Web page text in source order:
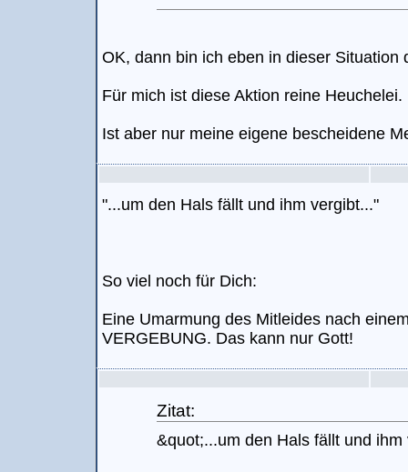
OK, dann bin ich eben in dieser Situation
Für mich ist diese Aktion reine Heuchelei.
Ist aber nur meine eigene bescheidene
"...um den Hals fällt und ihm vergibt..."
So viel noch für Dich:
Eine Umarmung des Mitleides nach
VERGEBUNG. Das kann nur Gott!
Zitat:
&quot;...um den Hals fällt und